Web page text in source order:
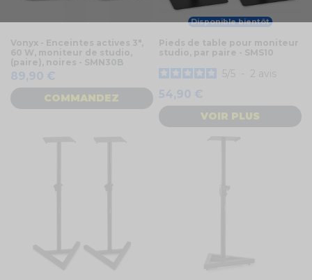
Vonyx - Enceintes actives 3",
60 W, moniteur de studio,
(paire), noires - SMN30B
89,90 €
COMMANDEZ
Disponible bientôt
Pieds de table pour moniteur
studio, par paire - SMS10
5 5 - 2 avis
54,90 €
VOIR PLUS